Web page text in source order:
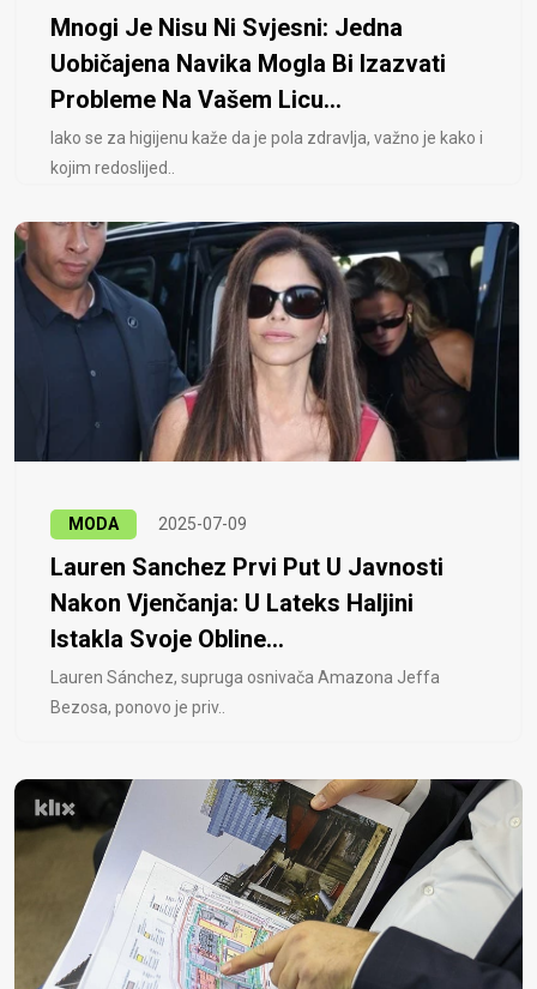
Mnogi Je Nisu Ni Svjesni: Jedna
Uobičajena Navika Mogla Bi Izazvati
Probleme Na Vašem Licu...
Iako se za higijenu kaže da je pola zdravlja, važno je kako i
kojim redoslijed..
MODA 2025-07-09
Lauren Sanchez Prvi Put U Javnosti
Nakon Vjenčanja: U Lateks Haljini
Istakla Svoje Obline...
Lauren Sánchez, supruga osnivača Amazona Jeffa
Bezosa, ponovo je priv..